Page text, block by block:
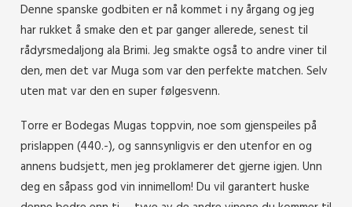
Denne spanske godbiten er nå kommet i ny årgang og jeg
har rukket å smake den et par ganger allerede, senest til
rådyrsmedaljong ala Brimi. Jeg smakte også to andre viner til
den, men det var Muga som var den perfekte matchen. Selv
uten mat var den en super følgesvenn.
Torre er Bodegas Mugas toppvin, noe som gjenspeiles på
prislappen (440.-), og sannsynligvis er den utenfor en og
annens budsjett, men jeg proklamerer det gjerne igjen. Unn
deg en såpass god vin innimellom! Du vil garantert huske